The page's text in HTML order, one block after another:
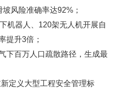
风险准确率达92%；
机器人、120架无人机开展自
提升3倍；
下百万人口疏散路径，生成最
新定义大型工程安全管理标